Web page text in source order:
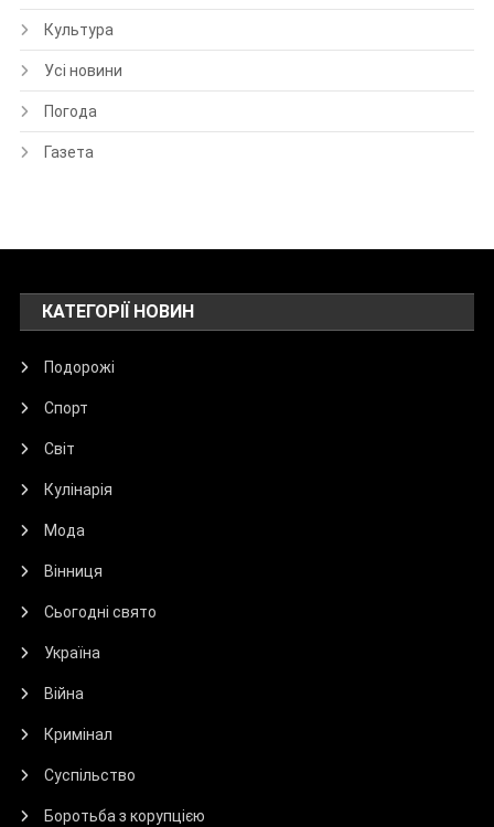
Культура
Усі новини
Погода
Газета
КАТЕГОРІЇ НОВИН
Подорожі
Спорт
Світ
Кулінарія
Мода
Вінниця
Сьогодні свято
Україна
Війна
Кримінал
Суспільство
Боротьба з корупцією